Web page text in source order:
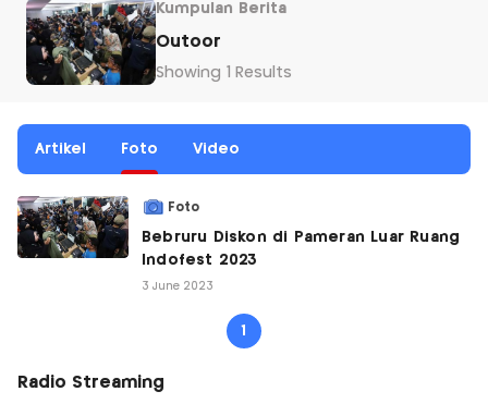
Kumpulan Berita
Outoor
Showing 1 Results
Artikel Foto Video
Foto
Bebruru Diskon di Pameran Luar Ruang
Indofest 2023
3 June 2023
1
Radio Streaming